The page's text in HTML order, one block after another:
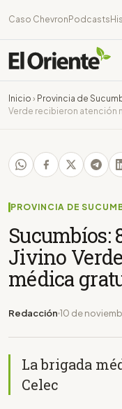
Caso Chevron Podcasts
Inicio › Provincia de
Verde recibieron atención
PROVINCIA DE
Sucumbíos:
Jivino
médica
Redacción 10 de
La brigada
Celec